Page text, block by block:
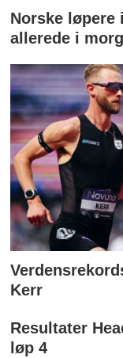
Norske løpere
allerede i
Kerr
Resultater
løp 4